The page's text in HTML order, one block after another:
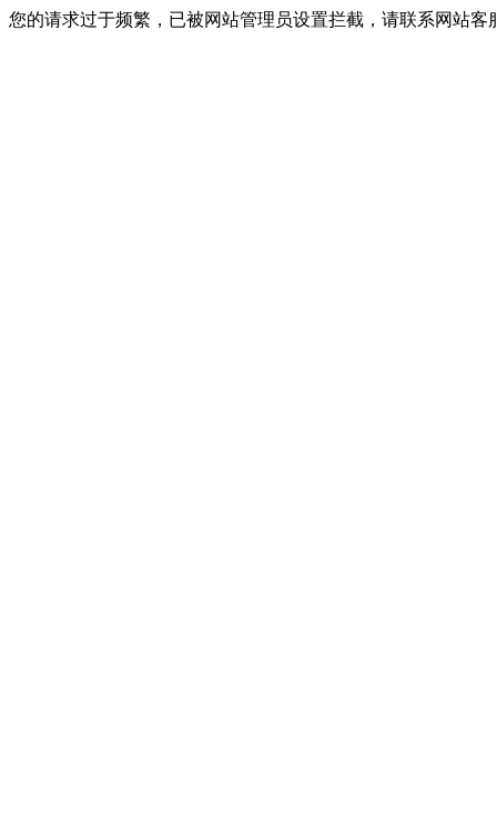
您的请求过于频繁，已被网站管理员设置拦截，请联系网站客